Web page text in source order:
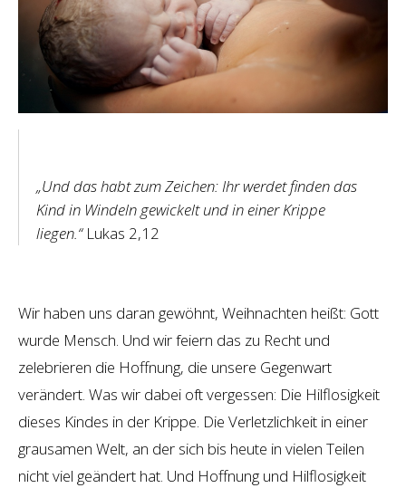
„Und das habt zum Zeichen: Ihr werdet finden das
Kind in Windeln gewickelt und in einer Krippe
liegen.“Lukas 2,12
Wir haben uns daran gewöhnt, Weihnachten heißt: Gott
wurde Mensch. Und wir feiern das zu Recht und
zelebrieren die Hoffnung, die unsere Gegenwart
verändert. Was wir dabei oft vergessen: Die Hilflosigkeit
dieses Kindes in der Krippe. Die Verletzlichkeit in einer
grausamen Welt, an der sich bis heute in vielen Teilen
nicht viel geändert hat. Und Hoffnung und Hilflosigkeit